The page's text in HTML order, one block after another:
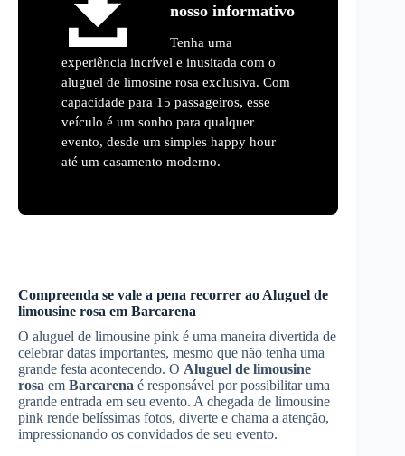
nosso informativo
Tenha uma
experiência incrível e inusitada com o
aluguel de limosine rosa exclusiva. Com
capacidade para 15 passageiros, esse
veículo é um sonho para qualquer
evento, desde um simples happy hour
até um casamento moderno.
Compreenda se vale a pena recorrer ao Aluguel de
limousine rosa em Barcarena
O aluguel de limousine pink é uma maneira divertida de
celebrar datas importantes, mesmo que não tenha uma
grande festa acontecendo. O Aluguel de limousine
rosa em Barcarena é responsável por possibilitar uma
grande entrada em seu evento. A chegada de limousine
pink rende belíssimas fotos, diverte e chama a atenção,
impressionando os convidados de seu evento.